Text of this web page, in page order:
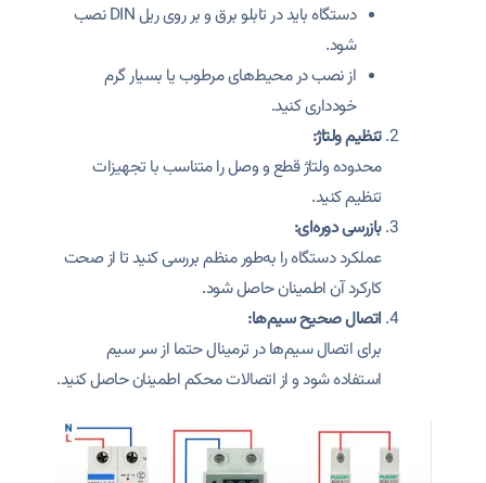
دستگاه باید در تابلو برق و بر روی ریل DIN نصب
شود.
از نصب در محیط‌های مرطوب یا بسیار گرم
خودداری کنید.
تنظیم ولتاژ:
محدوده ولتاژ قطع و وصل را متناسب با تجهیزات
تنظیم کنید.
بازرسی دوره‌ای:
عملکرد دستگاه را به‌طور منظم بررسی کنید تا از صحت
کارکرد آن اطمینان حاصل شود.
اتصال صحیح سیم‌ها:
برای اتصال سیم‌ها در ترمینال حتما از سر سیم
استفاده شود و از اتصالات محکم اطمینان حاصل کنید.